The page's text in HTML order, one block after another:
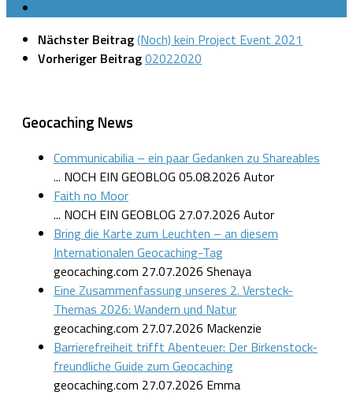
Nächster Beitrag(Noch) kein Project Event 2021
Vorheriger Beitrag02022020
Geocaching News
Communicabilia – ein paar Gedanken zu Shareables
... NOCH EIN GEOBLOG 05.08.2026 Autor
Faith no Moor
... NOCH EIN GEOBLOG 27.07.2026 Autor
Bring die Karte zum Leuchten – an diesem
Internationalen Geocaching-Tag
geocaching.com 27.07.2026 Shenaya
Eine Zusammenfassung unseres 2. Versteck-
Themas 2026: Wandern und Natur
geocaching.com 27.07.2026 Mackenzie
Barrierefreiheit trifft Abenteuer: Der Birkenstock-
freundliche Guide zum Geocaching
geocaching.com 27.07.2026 Emma